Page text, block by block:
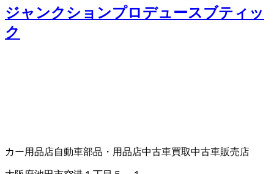
ジャンクションプロデュースブティッ
ク
カー用品店自動車部品・用品店中古車買取中古車販売店